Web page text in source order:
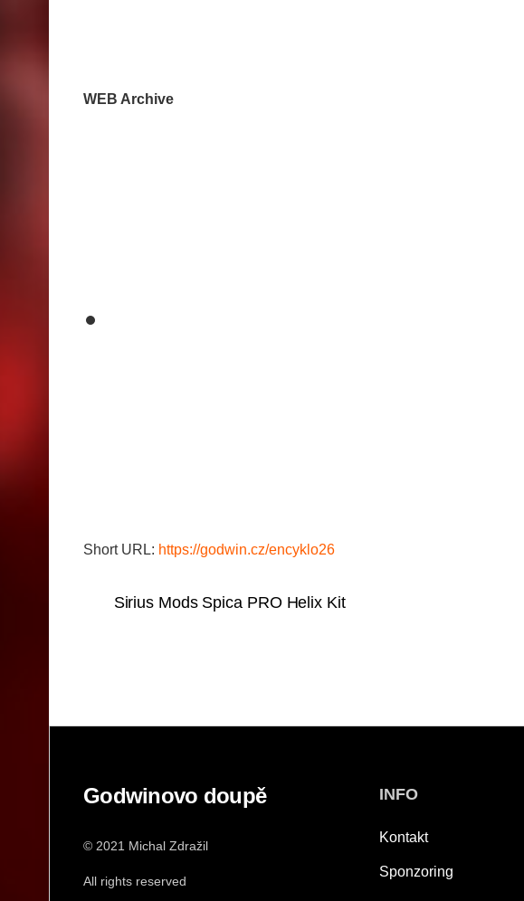
WEB Archive
Short URL: https://godwin.cz/encyklo26
Sirius Mods Spica PRO Helix Kit
Godwinovo doupě
© 2021 Michal Zdražil
All rights reserved
INFO
Kontakt
Sponzoring